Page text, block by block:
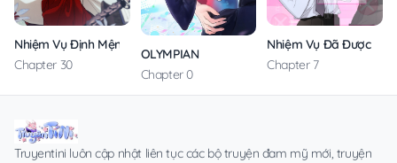
Nhiệm Vụ Định Mệnh
Chapter 30
OLYMPIAN
Chapter 0
Nhiệm Vụ Đã Được
Chapter 7
Truyentini luôn cập nhật liên tục các bộ truyện đam mỹ mới, truyện